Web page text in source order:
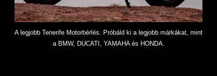
A legjobb Tenerife Motorbérlés. Próbáld ki a legjobb márkákat, mint
a BMW, DUCATI, YAMAHA és HONDA.